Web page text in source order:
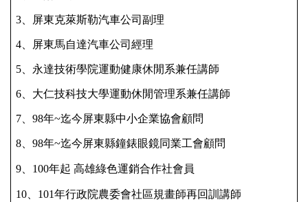
3、屏東克萊斯勒汽車公司副理
4、屏東馬自達汽車公司經理
5、永達技術學院運動健康休閒系兼任講師
6、大仁技科技大學運動休閒管理系兼任講師
7、98年~迄今屏東縣中小企業協會顧問
8、98年~迄今屏東縣鐘錶眼鏡同業工會顧問
9、100年起 高雄綠色運銷合作社會員
10、101年行政院農委會社區規畫師再回訓講師